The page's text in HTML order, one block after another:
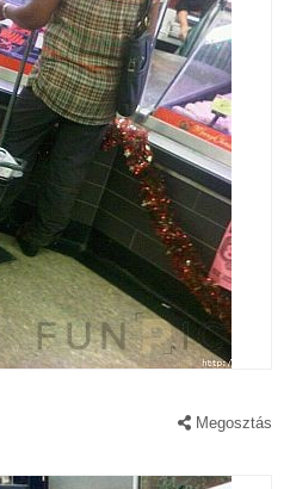
Megosztás